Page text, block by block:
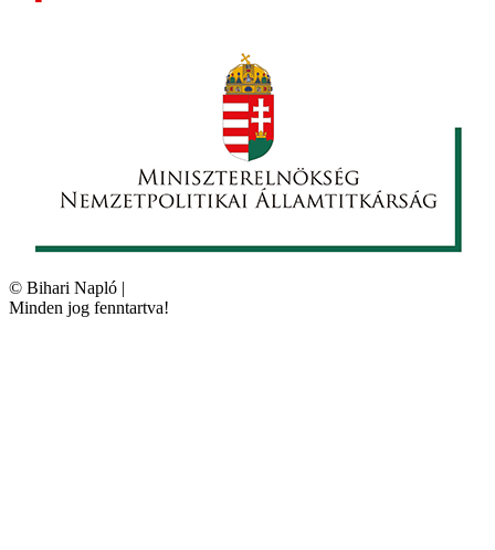
© Bihari Napló |
Minden jog fenntartva!